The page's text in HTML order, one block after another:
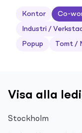
Kontor Co-
Industri / Verkstad
Popup Tomt /
Visa alla
Stockholm